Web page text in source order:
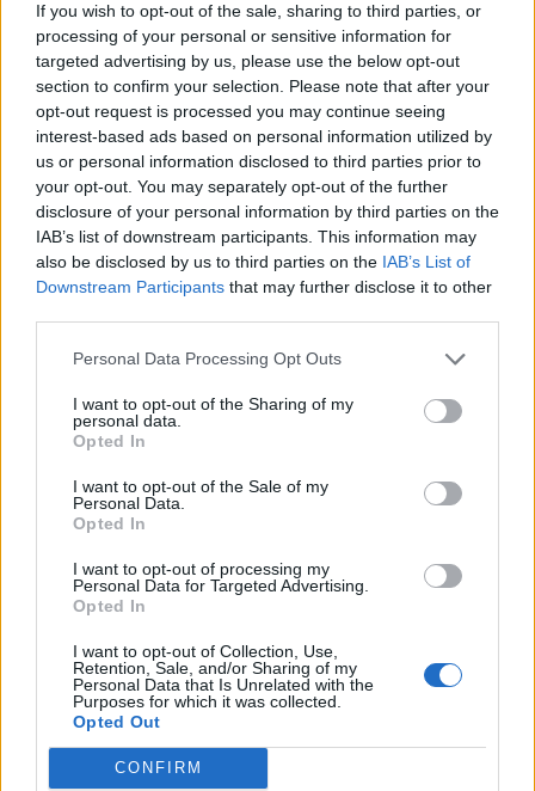
If you wish to opt-out of the sale, sharing to third parties, or
processing of your personal or sensitive information for
targeted advertising by us, please use the below opt-out
section to confirm your selection. Please note that after your
opt-out request is processed you may continue seeing
interest-based ads based on personal information utilized by
us or personal information disclosed to third parties prior to
your opt-out. You may separately opt-out of the further
disclosure of your personal information by third parties on the
IAB’s list of downstream participants. This information may
also be disclosed by us to third parties on the IAB’s List of
Downstream Participants that may further disclose it to other
Personal Data Processing Opt Outs
I want to opt-out of the Sharing of my
personal data.
Opted In
I want to opt-out of the Sale of my
Personal Data.
Opted In
I want to opt-out of processing my
Personal Data for Targeted Advertising.
Opted In
I want to opt-out of Collection, Use,
Retention, Sale, and/or Sharing of my
Personal Data that Is Unrelated with the
Purposes for which it was collected.
Opted Out
CONFIRM
εβδομάδα
της χρονιάς
ταινίες που
περιμένουμε πώς και
πώς το 2023